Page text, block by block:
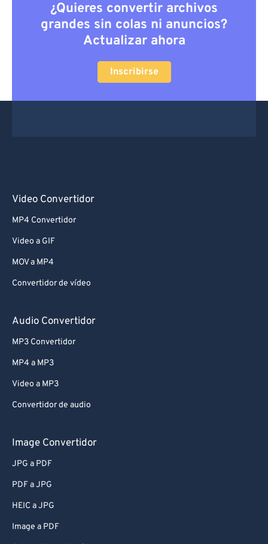
¿Quieres convertir archivos
grandes sin colas ni anuncios?
Actualizar ahora
Inscribirse
Video Convertidor
MP4 Convertidor
Video a GIF
MOV a MP4
Convertidor de vídeo
Audio Convertidor
MP3 Convertidor
MP4 a MP3
Video a MP3
Convertidor de audio
Image Convertidor
JPG a PDF
PDF a JPG
HEIC a JPG
Image a PDF